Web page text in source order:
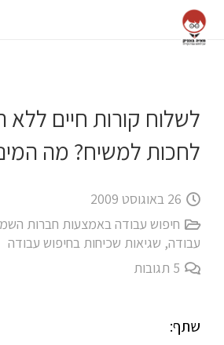
לשלוח קורות חיים ללא
לחכות למשיח? מה
26 באוגוסט 2009
חיפוש עבודה באמצעות חברות
עבודה, שגיאות שכיחות בחיפוש עבודה
5 תגובות
שתף: